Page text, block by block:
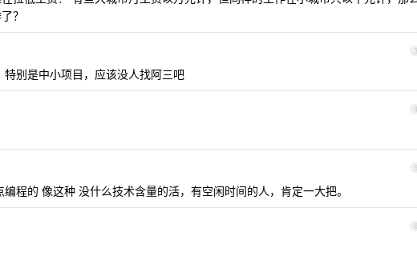
？
3
别是中小项目，应该没人找阿三吧
4
5
程的 像这种 没什么技术含量的活，有空闲时间的人，肯定一大把。
6